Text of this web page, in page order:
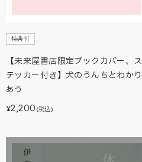
特典付
【未来屋書店限定ブックカバー、ス
テッカー付き】犬のうんちとわかり
あう
¥2,200 (税込)